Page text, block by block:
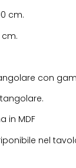
cm.
con
in MDF
nel